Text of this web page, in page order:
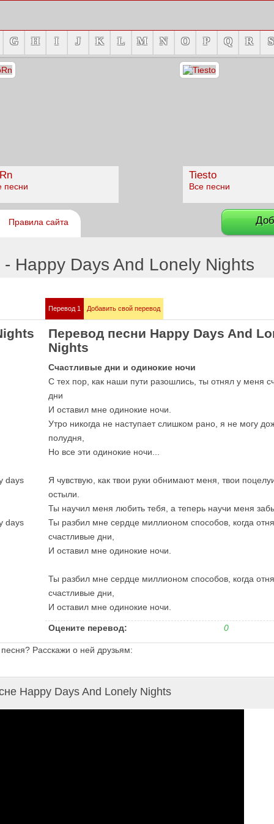
G H I J K L M N O P Q R S
песни
Tiesto
Все песни
песни
Demis Roussos
Все песни
Love me like you
Правила сайта
Happy Days And Lonely Nights
Перевод 1 Добавить свой перевод
Перевод песни Happy Days And
Nights
days
days
Счастливые дни и одинокие ночи
С тех пор, как наши пути разошлись, ты отнял у меня
дни
И оставил мне одинокие ночи.
Утро никогда не наступает слишком рано, я не могу
полудня,
Но все эти одинокие ночи...
Я чувствую, как твои руки обнимают меня, твои
остыли.
Ты научил меня любить тебя, а теперь научи меня
Ты разбил мне сердце миллионом способов, когда
счастливые дни,
И оставил мне одинокие ночи.
Ты разбил мне сердце миллионом способов, когда
счастливые дни,
И оставил мне одинокие ночи.
Оцените перевод: 0
Расскажи о ней друзьям:
Happy Days And Lonely Nights